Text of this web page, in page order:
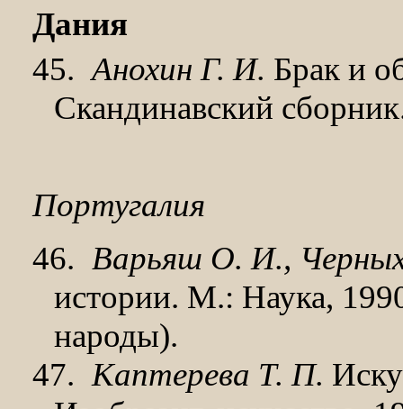
Дания
45. Анохин Г. И. Брак и
Скандинавский
Португалия
46. Варьяш О. И.,
истории. М.: Наука,
народы).
47. Каптерева Т. П.